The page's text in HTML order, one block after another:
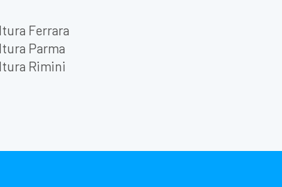
Ferrara
Parma
Rimini